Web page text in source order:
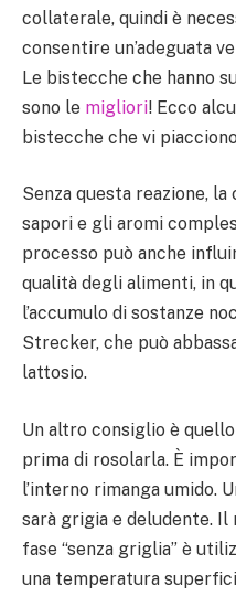
collaterale, quindi è
consentire un’adeguata
Le bistecche che hanno
sono le migliori! Ecco
bistecche che vi
Senza questa reazione,
sapori e gli aromi
processo può anche
qualità degli alimenti, in
l’accumulo di sostanze
Strecker, che può
lattosio.
Un altro consiglio è
prima di rosolarla. È
l’interno rimanga umido.
sarà grigia e deludente.
fase “senza griglia” è
una temperatura